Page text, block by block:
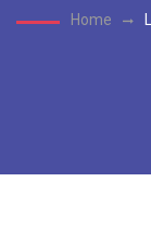
Home